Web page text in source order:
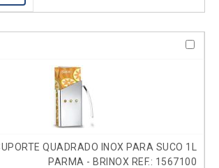
QUADRADO INOX PARA SUCO 1L
PARMA - BRINOX REF.: 1567100